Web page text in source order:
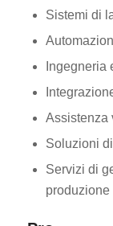
Sistemi di
Ingegneria
Assistenza
Soluzioni
Servizi di
produzione